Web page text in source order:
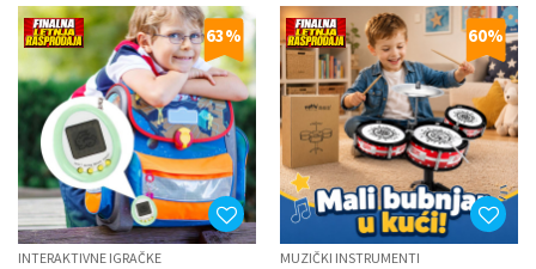
63%
INTERAKTIVNE IGRAČKE
60%
MUZIČKI INSTRUMENTI